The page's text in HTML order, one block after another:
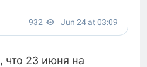
, что 23 июня на